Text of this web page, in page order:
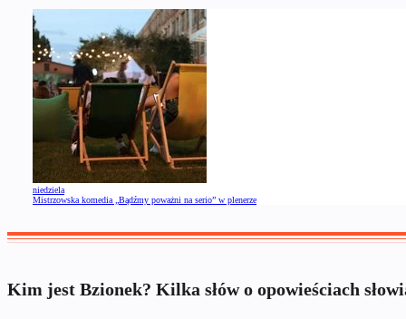
niedziela
Mistrzowska komedia „Bądźmy poważni na serio” w plenerze
Kim jest Bzionek? Kilka słów o opowieściach